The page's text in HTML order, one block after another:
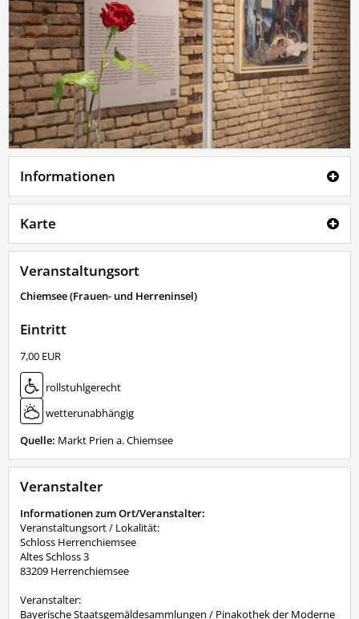
Informationen
Karte
Veranstaltungsort
Chiemsee (Frauen- und Herreninsel)
Eintritt
7,00 EUR
rollstuhlgerecht
wetterunabhängig
Quelle: Markt Prien a. Chiemsee
Veranstalter
Informationen zum Ort/Veranstalter:
Veranstaltungsort / Lokalität:
Schloss Herrenchiemsee
Altes Schloss 3
83209 Herrenchiemsee
Veranstalter:
Bayerische Staatsgemäldesammlungen / Pinakothek der Moderne